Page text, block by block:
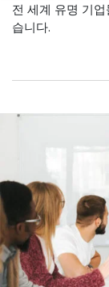
전 세계 유명 기
습니다.